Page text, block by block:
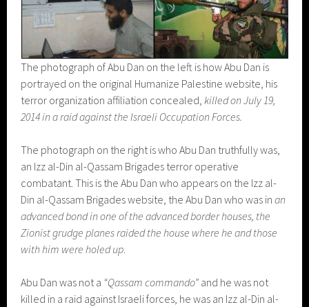
The photograph of Abu Dan on the left is how Abu Dan is
portrayed on the original Humanize Palestine website, his
terror organization affiliation concealed, killed on July 19,
2014 in a raid against the Israeli Occupation Forces.
The photograph on the right is who Abu Dan truthfully was,
an Izz al-Din al-Qassam Brigades terror operative
combatant. This is the Abu Dan who appears on the Izz al-
Din al-Qassam Brigades website, the Abu Dan who was inan
advanced bond in one of the advanced border houses, the
Zionist grudge planes raided the house where he and those
with him were holed up
Abu Dan was not a “Qassam commando” and he was not
killed in a raid against Israeli forces, he was an Izz al-Din al-